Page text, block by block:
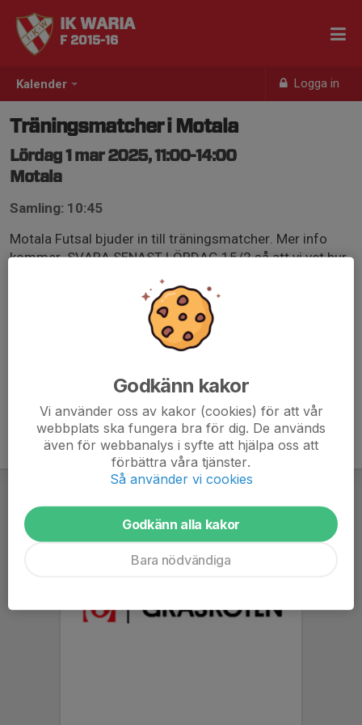
Kalender Logga in
IK WARIA
F 2015-16
Träningsmatcher i Motala
Lördag 1 mar 2025, 11:00-14:00
Motala
Samling: 10:45
Motala Futsal bjuder in till träningsmatcher. Mer info
kommer. SVARA SENAST LÖRDAG 15/2 så att vi vet hur
Godkänn kakor
Vi använder oss av kakor (cookies) för att vår
webbplats ska fungera bra för dig. De används
även för webbanalys i syfte att hjälpa oss att
förbättra våra tjänster.
Så använder vi cookies
Godkänn alla kakor
Bara nödvändiga